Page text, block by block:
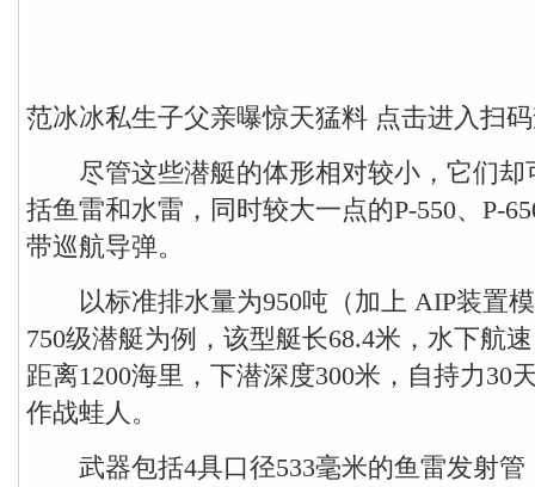
范冰冰私生子父亲曝惊天猛料 点击进入扫
尽管这些潜艇的体形相对较小，它们却
括鱼雷和水雷，同时较大一点的P-550、P-
带巡航导弹。
以标准排水量为950吨（加上 AIP装置模
750级潜艇为例，该型艇长68.4米，水下航
距离1200海里，下潜深度300米，自持力30
作战蛙人。
武器包括4具口径533毫米的鱼雷发射管